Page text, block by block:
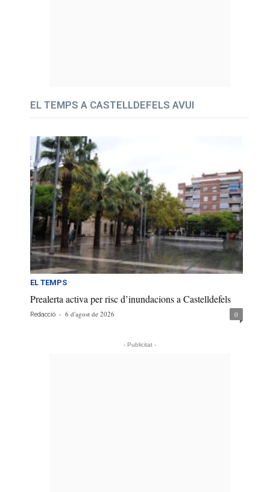
EL TEMPS A CASTELLDEFELS AVUI
EL TEMPS
Prealerta activa per risc d’inundacions a Castelldefels
Redacció - 6 d'agost de 2026 0
- Publicitat -